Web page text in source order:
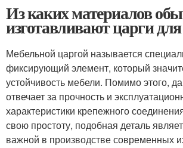
Из каких материалов
изготавливают царги
Мебельной царгой называется
фиксирующий элемент, который
устойчивость мебели. Помимо этого,
отвечает за прочность и
характеристики крепежного
свою простоту, подобная деталь
важной в производстве современных